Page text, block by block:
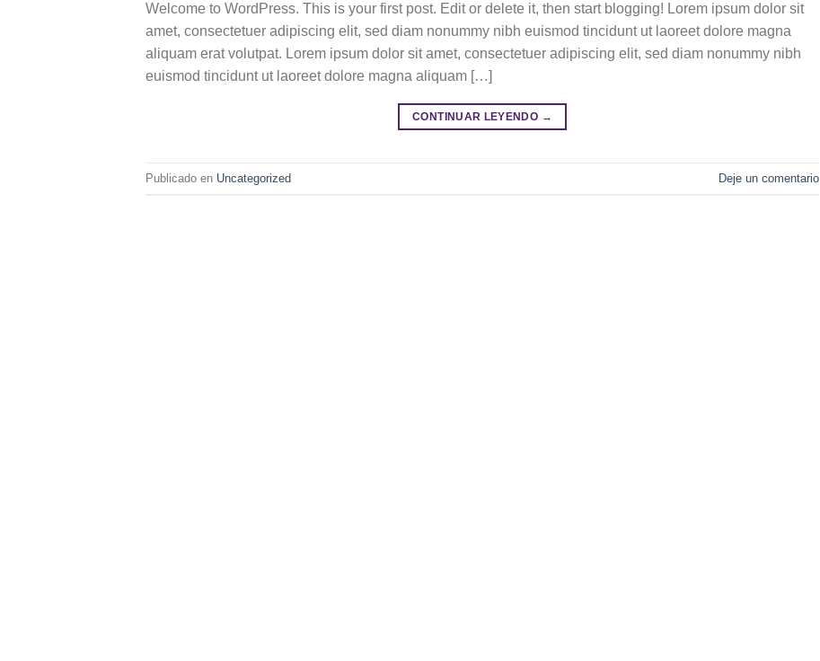
Welcome to WordPress. This is your first post. Edit or delete it, then start blogging! Lorem ipsum dolor sit
amet, consectetuer adipiscing elit, sed diam nonummy nibh euismod tincidunt ut laoreet dolore magna
aliquam erat volutpat. Lorem ipsum dolor sit amet, consectetuer adipiscing elit, sed diam nonummy nibh
euismod tincidunt ut laoreet dolore magna aliquam […]
CONTINUAR LEYENDO →
Publicado en Uncategorized Deje un comentario